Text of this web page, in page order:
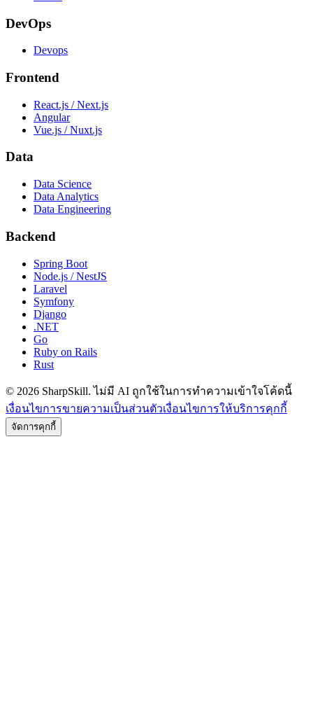
DevOps
Devops
Frontend
React.js / Next.js
Angular
Vue.js / Nuxt.js
Data
Data Science
Data Analytics
Data Engineering
Backend
Spring Boot
Node.js / NestJS
Laravel
Symfony
Django
.NET
Go
Ruby on Rails
Rust
© 2026 SharpSkill.ไม่มี AI ถูกใช้ในการทำความเข้าใจโค้ดนี้
เงื่อนไขการขายความเป็นส่วนตัวเงื่อนไขการให้บริการคุกกี้
จัดการคุกกี้